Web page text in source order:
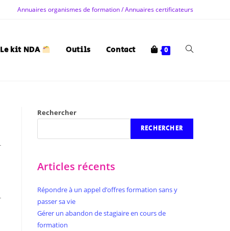
Annuaires organismes de formation / Annuaires certificateurs
Le kit NDA Outils Contact 0
Rechercher
RECHERCHER
Articles récents
Répondre à un appel d’offres formation sans y
passer sa vie
Gérer un abandon de stagiaire en cours de
formation